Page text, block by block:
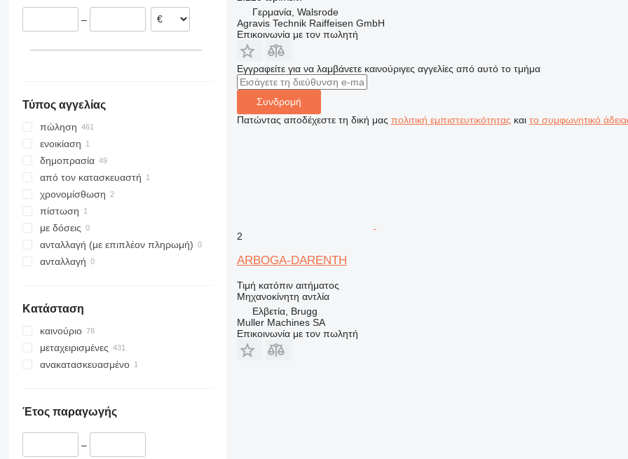
Αυστρία
Ισπανία
–
Τύπος αγγελίας
πώληση
ενοικίαση
δημοπρασία
από τον κατασκευαστή
χρονομίσθωση
πίστωση
με δόσεις
ανταλλαγή (με επιπλέον πληρωμή)
ανταλλαγή
Κατάσταση
καινούριο
μεταχειρισμένες
ανακατασκευασμένο
Έτος παραγωγής
–
Γερμανία, Walsrode
Agravis Technik Raiffeisen GmbH
Επικοινωνία με τον πωλητή
Εγγραφείτε για να λαμβάνετε καινούριγες αγγελίες από αυτό το τμήμα
Συνδρομή
Πατώντας αποδέχεστε τη δική μας πολιτική εμπιστευτικότητας και το συμφωνητικό
2
ARBOGA-DARENTH
Τιμή κατόπιν αιτήματος
Μηχανοκίνητη αντλία
Ελβετία, Brugg
Muller Machines SA
Επικοινωνία με τον πωλητή